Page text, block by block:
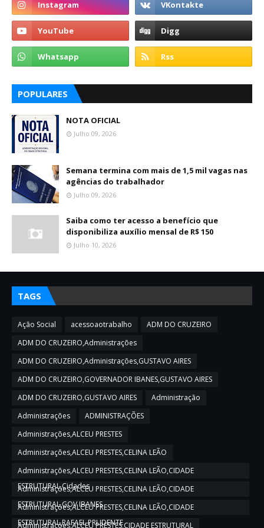
POPULARES
NOTA OFICIAL
Julho 09, 2026
Semana termina com mais de 1,5 mil vagas nas
agências do trabalhador
Julho 09, 2026
Saiba como ter acesso a benefício que
disponibiliza auxílio mensal de R$ 150
Julho 10, 2026
TAGS
Ação Social acessoaotrabalho
ADM DO CRUZEIRO
ADM DO CRUZEIRO,Administrações
ADM DO CRUZEIRO,Administrações,GUSTAVO AIRES
ADM DO CRUZEIRO,GOVERNADOR IBANES,GUSTAVO AIRES
ADM DO CRUZEIRO,GUSTAVO AIRES
Administração
Administrações
ADMINISTRAÇÕES
Administrações,ALCEU PRESTES
Administrações,ALCEU PRESTES,CELINA LEÃO
Administrações,ALCEU PRESTES,CELINA LEÃO,CIDADE
ESTRUTURAL,Cidades
Administrações,ALCEU PRESTES,CELINA LEÃO,CIDADE
ESTRUTURAL,GOV IBANES
Administrações,ALCEU PRESTES,CELINA LEÃO,CIDADE
ESTRUTURAL,RAFAEL PRUDENTE
Administrações,ALCEU PRESTES,CIDADE ESTRUTURAL